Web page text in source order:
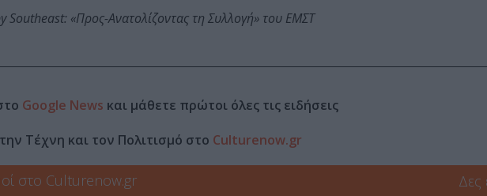
Southeast: «Προς-Ανατολίζοντας τη Συλλογή» του ΕΜΣΤ
Google News και μάθετε πρώτοι όλες τις ειδήσεις
Τέχνη και τον Πολιτισμό στο Culturenow.gr
στο Culturenow.gr Δες